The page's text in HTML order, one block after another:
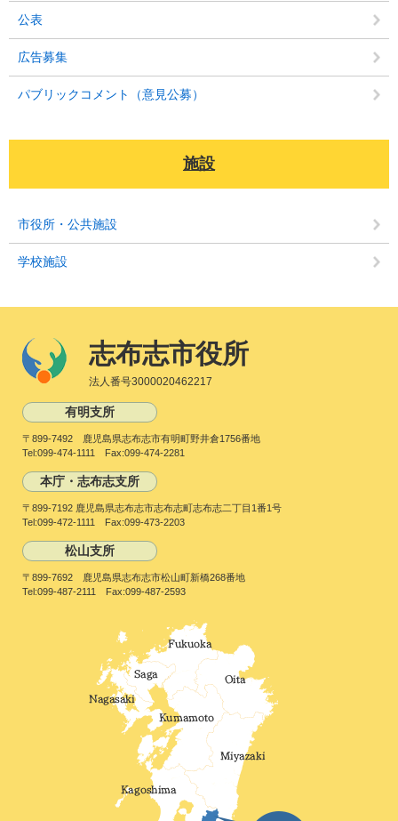
公表
広告募集
パブリックコメント（意見公募）
施設
市役所・公共施設
学校施設
志布志市役所
法人番号3000020462217
有明支所
〒899-7492 鹿児島県志布志市有明町野井倉1756番地
Tel:099-474-1111 Fax:099-474-2281
本庁・志布志支所
〒899-7192 鹿児島県志布志市志布志町志布志二丁目1番1号
Tel:099-472-1111 Fax:099-473-2203
松山支所
〒899-7692 鹿児島県志布志市松山町新橋268番地
Tel:099-487-2111 Fax:099-487-2593